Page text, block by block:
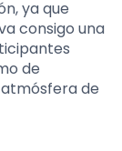
ya que
consigo una
de
de